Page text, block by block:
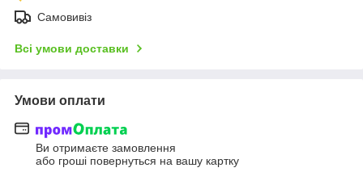
Самовивіз
Всі умови доставки
Умови оплати
Ви отримаєте замовлення
або гроші повернуться на вашу картку